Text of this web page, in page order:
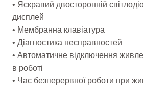
• Яскравий двосторонній
дисплей
• Мембранна клавіатура
• Діагностика несправностей
• Автоматичне відключення
в роботі
• Час безперервної роботи при